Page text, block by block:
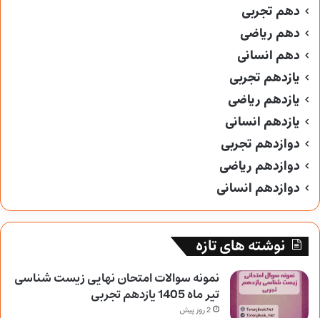
دهم تجربی
دهم ریاضی
دهم انسانی
یازدهم تجربی
یازدهم ریاضی
یازدهم انسانی
دوازدهم تجربی
دوازدهم ریاضی
دوازدهم انسانی
نوشته های تازه
نمونه سوالات امتحان نهایی زیست شناسی
تیر ماه 1405 یازدهم تجربی
2 روز پیش